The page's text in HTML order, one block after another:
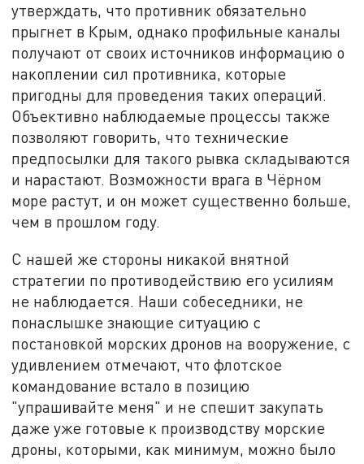
утверждать, что противник обязательно
прыгнет в Крым, однако профильные каналы
получают от своих источников информацию о
накоплении сил противника, которые
пригодны для проведения таких операций.
Объективно наблюдаемые процессы также
позволяют говорить, что технические
предпосылки для такого рывка складываются
и нарастают. Возможности врага в Чёрном
море растут, и он может существенно больше,
чем в прошлом году.
С нашей же стороны никакой внятной
стратегии по противодействию его усилиям
не наблюдается. Наши собеседники, не
понаслышке знающие ситуацию с
постановкой морских дронов на вооружение, с
удивлением отмечают, что флотское
командование встало в позицию
"упрашивайте меня" и не спешит закупать
даже уже готовые к производству морские
дроны, которыми, как минимум, можно было